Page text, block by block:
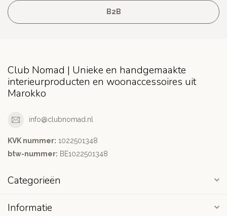
B2B
Club Nomad | Unieke en handgemaakte
interieurproducten en woonaccessoires uit
Marokko
info@clubnomad.nl
KVK nummer: 1022501348
btw-nummer: BE1022501348
Categorieën
Informatie